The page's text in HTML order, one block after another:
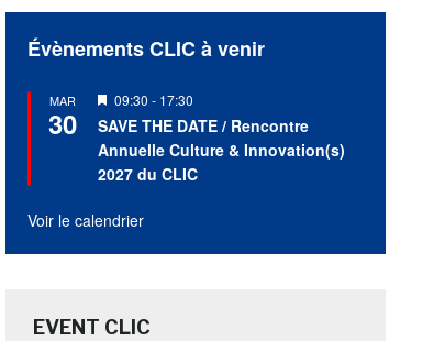
Évènements CLIC à venir
MAR
30
Mis
en
avant
09:30 - 17:30
SAVE THE DATE / Rencontre
Annuelle Culture & Innovation(s)
2027 du CLIC
Voir le calendrier
EVENT CLIC